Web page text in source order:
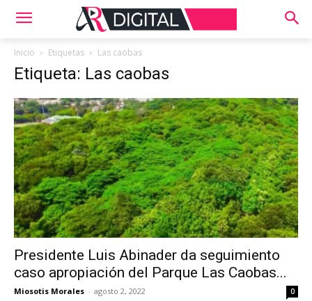
Inicio Etiquetas Las caobas
Etiqueta: Las caobas
Presidente Luis Abinader da seguimiento
caso apropiación del Parque Las Caobas...
Miosotis Morales - agosto 2, 2022 0